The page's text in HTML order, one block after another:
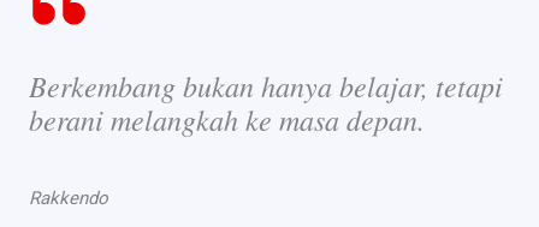
Berkembang bukan hanya belajar, tetapi
berani melangkah ke masa depan.
Rakkendo